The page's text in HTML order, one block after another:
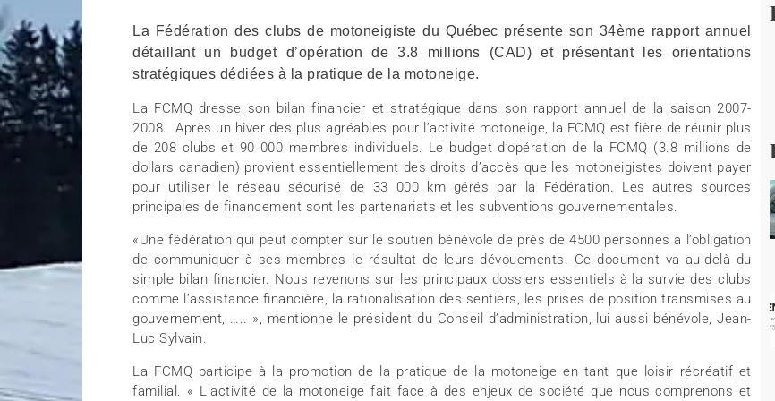
La Fédération des clubs de motoneigiste du Québec présente son 34ème rapport annuel
détaillant un budget d’opération de 3.8 millions (CAD) et présentant les orientations
stratégiques dédiées à la pratique de la motoneige.
La FCMQ dresse son bilan financier et stratégique dans son rapport annuel de la saison 2007-
2008. Après un hiver des plus agréables pour l’activité motoneige, la FCMQ est fière de réunir plus
de 208 clubs et 90 000 membres individuels. Le budget d’opération de la FCMQ (3.8 millions de
dollars canadien) provient essentiellement des droits d’accès que les motoneigistes doivent payer
pour utiliser le réseau sécurisé de 33 000 km gérés par la Fédération. Les autres sources
principales de financement sont les partenariats et les subventions gouvernementales.
«Une fédération qui peut compter sur le soutien bénévole de près de 4500 personnes a l’obligation
de communiquer à ses membres le résultat de leurs dévouements. Ce document va au-delà du
simple bilan financier. Nous revenons sur les principaux dossiers essentiels à la survie des clubs
comme l’assistance financière, la rationalisation des sentiers, les prises de position transmises au
gouvernement, ….. », mentionne le président du Conseil d’administration, lui aussi bénévole, Jean-
Luc Sylvain.
La FCMQ participe à la promotion de la pratique de la motoneige en tant que loisir récréatif et
familial. « L’activité de la motoneige fait face à des enjeux de société que nous comprenons et